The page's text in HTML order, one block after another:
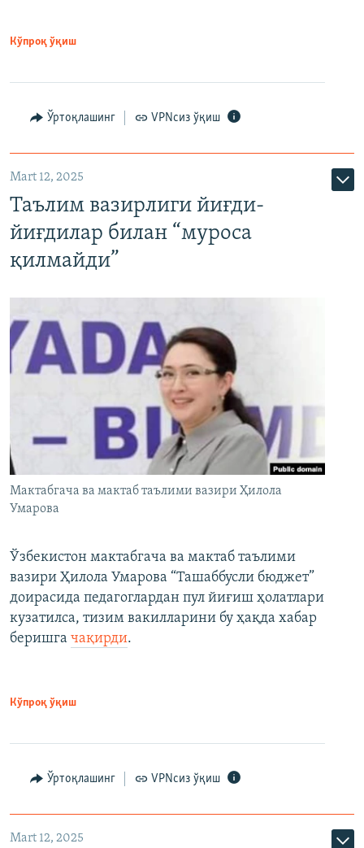
Кўпроқ ўқиш
Ўртоқлашинг VPNсиз ўқиш
Mart 12, 2025
Таълим вазирлиги йиғди-
йиғдилар билан “муроса
қилмайди”
Мактабгача ва мактаб таълими вазири Ҳилола
Умарова
Ўзбекистон мактабгача ва мактаб таълими
вазири Ҳилола Умарова “Ташаббусли бюджет”
доирасида педагоглардан пул йиғиш ҳолатлари
кузатилса, тизим вакилларини бу ҳақда хабар
беришга чақирди.
Кўпроқ ўқиш
Ўртоқлашинг VPNсиз ўқиш
Mart 12, 2025